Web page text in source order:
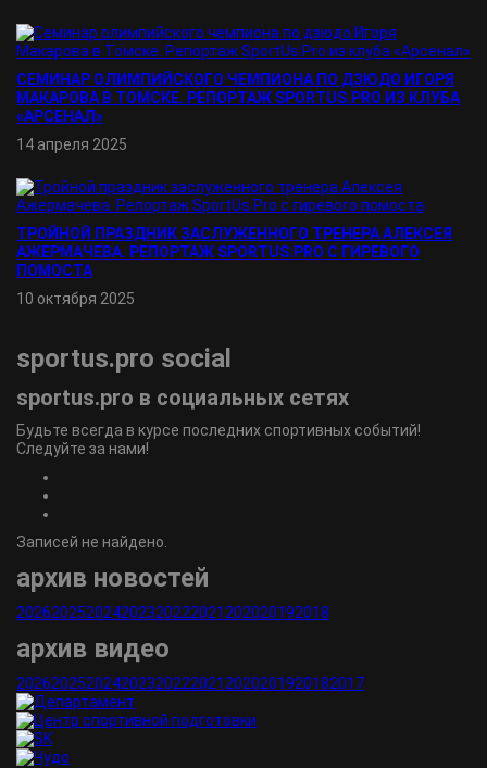
СЕМИНАР ОЛИМПИЙСКОГО ЧЕМПИОНА ПО ДЗЮДО ИГОРЯ
МАКАРОВА В ТОМСКЕ. РЕПОРТАЖ SPORTUS.PRO ИЗ КЛУБА
«АРСЕНАЛ»
14 апреля 2025
ТРОЙНОЙ ПРАЗДНИК ЗАСЛУЖЕННОГО ТРЕНЕРА АЛЕКСЕЯ
АЖЕРМАЧЕВА. РЕПОРТАЖ SPORTUS.PRO С ГИРЕВОГО
ПОМОСТА
10 октября 2025
sportus.pro social
sportus.pro в социальных сетях
Будьте всегда в курсе последних спортивных событий!
Следуйте за нами!
Записей не найдено.
архив новостей
202620252024202320222021 202020192018
архив видео
202620252024202320222021 2020201920182017